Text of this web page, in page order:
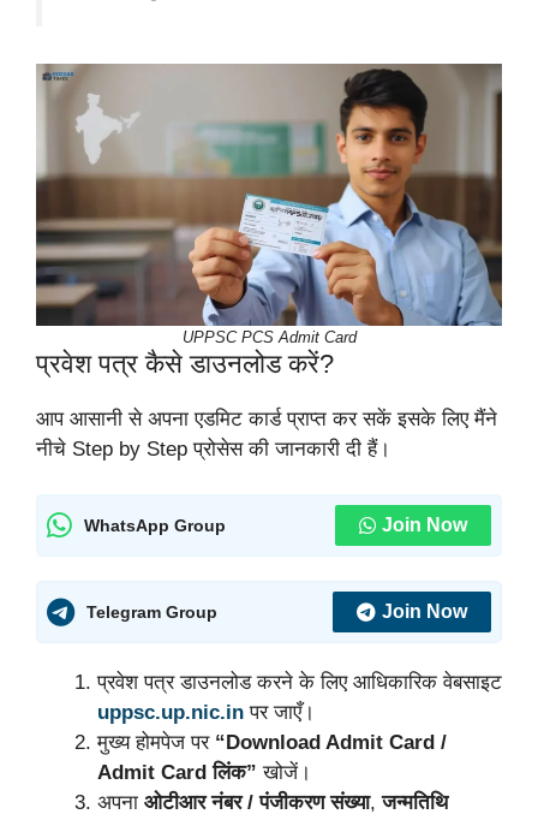
UPPSC PCS Admit Card
प्रवेश पत्र कैसे डाउनलोड करें?
आप आसानी से अपना एडमिट कार्ड प्राप्त कर सकें इसके लिए मैंने
नीचे Step by Step प्रोसेस की जानकारी दी हैं।
WhatsApp Group Join Now
Telegram Group Join Now
प्रवेश पत्र डाउनलोड करने के लिए आधिकारिक वेबसाइट
uppsc.up.nic.in पर जाएँ।
मुख्य होमपेज पर “Download Admit Card /
Admit Card लिंक” खोजें।
अपना ओटीआर नंबर / पंजीकरण संख्या,जन्मतिथि